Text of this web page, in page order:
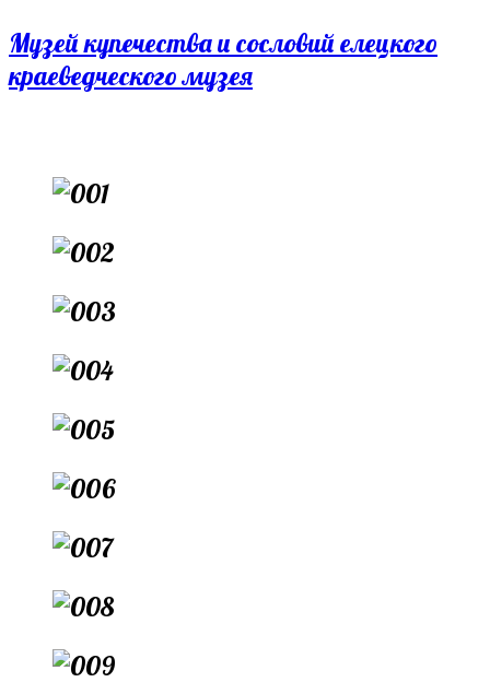
Перейти
к
Музей купечества и сословий елецкого
краеведческого музея